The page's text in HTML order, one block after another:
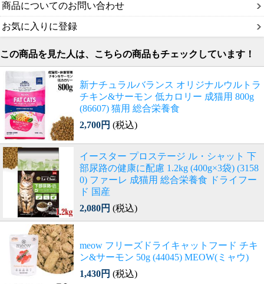
商品についてのお問い合わせ
お気に入りに登録
この商品を見た人は、こちらの商品もチェックしています！
新ナチュラルバランス オリジナルウルトラ
チキン&サーモン 低カロリー 成猫用 800g
(86607) 猫用 総合栄養食
2,700円 (税込)
イースター プロステージ ル・シャット 下
部尿路の健康に配慮 1.2kg (400g×3袋) (3158
0) ファーレ 成猫用 総合栄養食 ドライフー
ド 国産
2,080円 (税込)
meow フリーズドライキャットフード チキ
ン&サーモン 50g (44045) MEOW(ミャウ)
1,430円 (税込)